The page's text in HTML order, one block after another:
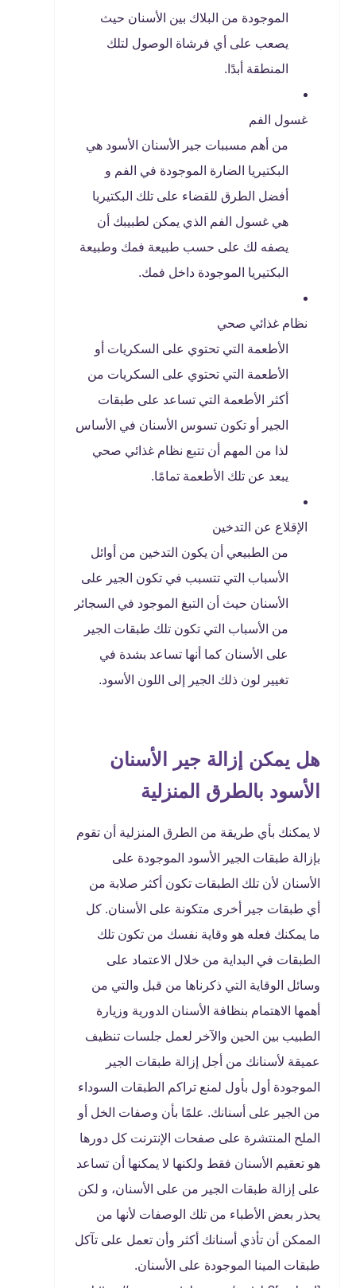
الموجودة من البلاك بين الأسنان حيث
يصعب على أي فرشاة الوصول لتلك
المنطقة أبدًا.
غسول الفم
من أهم مسببات جير الأسنان الأسود هي
البكتيريا الضارة الموجودة في الفم و
أفضل الطرق للقضاء على تلك البكتيريا
هي غسول الفم الذي يمكن لطبيبك أن
يصفه لك على حسب طبيعة فمك وطبيعة
البكتيريا الموجودة داخل فمك.
نظام غذائي صحي
الأطعمة التي تحتوي على السكريات أو
الأطعمة التي تحتوي على السكريات من
أكثر الأطعمة التي تساعد على طبقات
الجير أو تكون تسوس الأسنان في الأساس
لذا من المهم أن تتبع نظام غذائي صحي
يبعد عن تلك الأطعمة تمامًا.
الإقلاع عن التدخين
من الطبيعي أن يكون التدخين من أوائل
الأسباب التي تتسبب في تكون الجير على
الأسنان حيث أن التبغ الموجود في السجائر
من الأسباب التي تكون تلك طبقات الجير
على الأسنان كما أنها تساعد بشدة في
تغيير لون ذلك الجير إلى اللون الأسود.
هل يمكن إزالة جير الأسنان
الأسود بالطرق المنزلية
لا يمكنك بأي طريقة من الطرق المنزلية أن تقوم
بإزالة طبقات الجير الأسود الموجودة على
الأسنان لأن تلك الطبقات تكون أكثر صلابة من
أي طبقات جير أخرى متكونة على الأسنان. كل
ما يمكنك فعله هو وقاية نفسك من تكون تلك
الطبقات في البداية من خلال الاعتماد على
وسائل الوقاية التي ذكرناها من قبل والتي من
أهمها الاهتمام بنظافة الأسنان الدورية وزيارة
الطبيب بين الحين والآخر لعمل جلسات تنظيف
عميقة لأسنانك من أجل إزالة طبقات الجير
الموجودة أول بأول لمنع تراكم الطبقات السوداء
من الجير على أسنانك. علمًا بأن وصفات الخل أو
الملح المنتشرة على صفحات الإنترنت كل دورها
هو تعقيم الأسنان فقط ولكنها لا يمكنها أن تساعد
على إزالة طبقات الجير من على الأسنان، و لكن
يحذر بعض الأطباء من تلك الوصفات لأنها من
الممكن أن تأذي أسنانك أكثر وأن تعمل على تآكل
طبقات المينا الموجودة على الأسنان.